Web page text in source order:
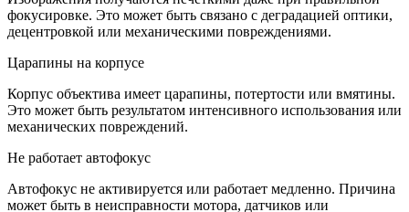
фокусировке. Это может быть связано с деградацией оптики,
децентровкой или механическими повреждениями.
Царапины на корпусе
Корпус объектива имеет царапины, потертости или вмятины.
Это может быть результатом интенсивного использования или
механических повреждений.
Не работает автофокус
Автофокус не активируется или работает медленно. Причина
может быть в неисправности мотора, датчиков или